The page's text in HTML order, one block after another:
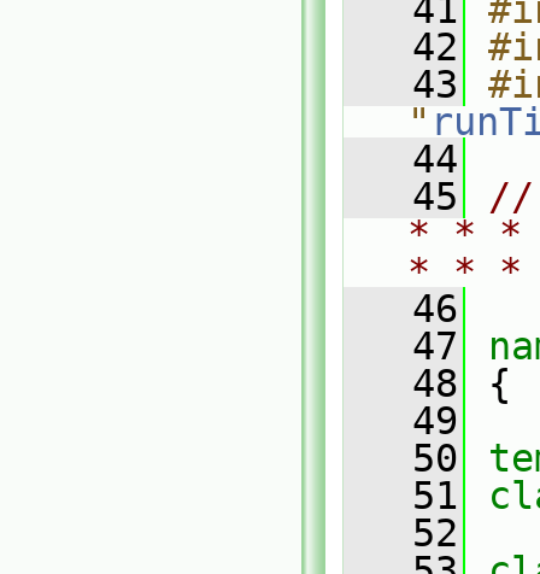
   41
   42
   43
"
   44
   45
//
* * *
* *
   46
   47
   48
{
   49
   50
   51
   52